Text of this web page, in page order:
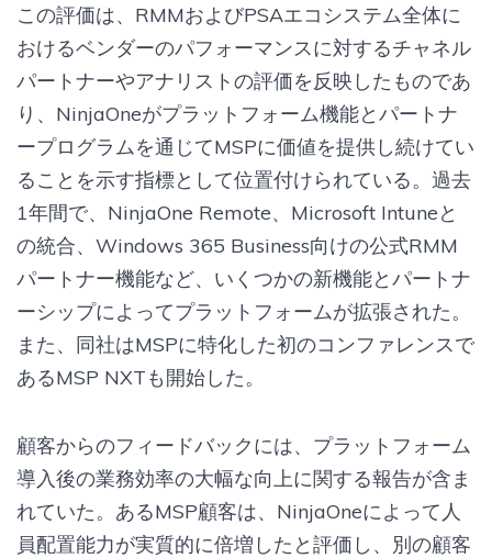
この評価は、RMMおよびPSAエコシステム全体に
おけるベンダーのパフォーマンスに対するチャネル
パートナーやアナリストの評価を反映したものであ
り、NinjaOneがプラットフォーム機能とパートナ
ープログラムを通じてMSPに価値を提供し続けてい
ることを示す指標として位置付けられている。過去
1年間で、NinjaOne Remote、Microsoft Intuneと
の統合、Windows 365 Business向けの公式RMM
パートナー機能など、いくつかの新機能とパートナ
ーシップによってプラットフォームが拡張された。
また、同社はMSPに特化した初のコンファレンスで
あるMSP NXTも開始した。
顧客からのフィードバックには、プラットフォーム
導入後の業務効率の大幅な向上に関する報告が含ま
れていた。あるMSP顧客は、NinjaOneによって人
員配置能力が実質的に倍増したと評価し、別の顧客